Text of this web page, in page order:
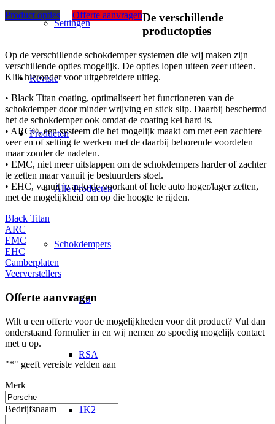
Settingen
Revisie
Producten
Alle Producten
Schokdempers
RS
RSA
1K2
Product opties
Offerte aanvragenDe verschillende
productopties
Op de verschillende schokdemper systemen die wij maken zijn
verschillende opties mogelijk. De opties lopen uiteen zeer uiteen.
Klik hieronder voor uitgebreidere uitleg.
• Black Titan coating, optimaliseert het functioneren van de
schokdemper door minder wrijving en stick slip. Daarbij beschermd
het de schokdemper ook omdat de coating kei hard is.
• ARC®, een systeem die het mogelijk maakt om met een zachtere
veer en of setting te werken met de daarbij behorende voordelen
maar zonder de nadelen.
• EMC, niet meer uitstappen om de schokdempers harder of zachter
te zetten maar vanuit je bestuurders stoel.
• EHC, vanuit je auto de voorkant of hele auto hoger/lager zetten,
met de mogelijkheid om op die hoogte te rijden.
Black Titan
ARC
EMC
EHC
Camberplaten
Veerverstellers
Offerte aanvragen
Wilt u een offerte voor de mogelijkheden voor dit product? Vul dan
onderstaand formulier in en wij nemen zo spoedig mogelijk contact
met u op.
"*" geeft vereiste velden aan
Merk
Bedrijfsnaam